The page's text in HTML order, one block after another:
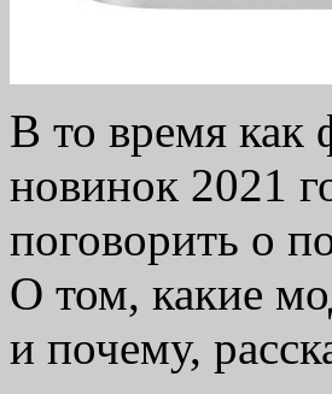
В то время как
новинок 2021
поговорить о
О том, какие
и почему,